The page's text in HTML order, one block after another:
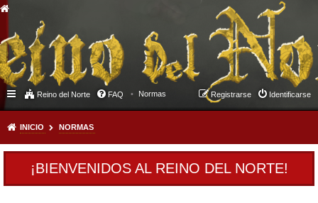
Reino del Norte FAQ Normas Identificarse
Registrarse
INICIO NORMAS
¡BIENVENIDOS AL REINO DEL NORTE!